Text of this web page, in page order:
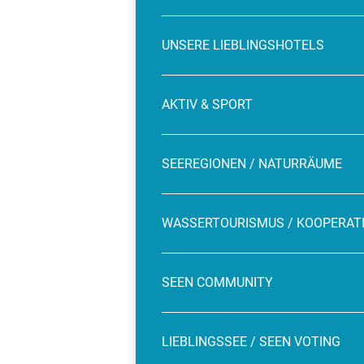
UNSERE LIEBLINGSHOTELS
AKTIV & SPORT
SEEREGIONEN / NATURRÄUME
WASSERTOURISMUS /
SEEN COMMUNITY
LIEBLINGSSEE / SEEN VOTING